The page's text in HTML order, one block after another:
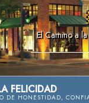
El Camino a
FELICIDAD
DE HONESTIDAD,